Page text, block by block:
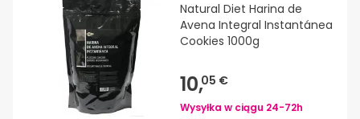
Natural Diet Harina de
Avena Integral Instantánea
Cookies 1000g
10,05 €
Wysyłka w ciągu 24-72h